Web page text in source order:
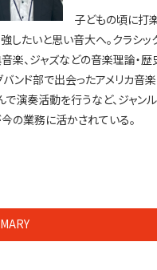
子どもの頃に打
したいと思い音大へ。クラシッ
楽、ジャズなどの音楽理論・
バンド部で出会ったアメリカ音
で演奏活動を行うなど、ジャン
の業務に活かされている。